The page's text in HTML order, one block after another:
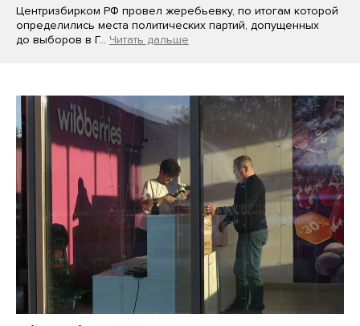
Центризбирком РФ провел жеребьевку, по итогам которой
определились места политических партий, допущенных
до выборов в Г… Читать дальше